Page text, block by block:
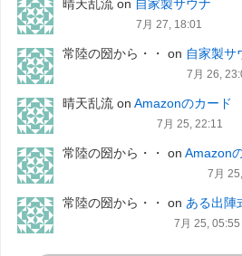
晴天乱流on 自家製サウナ
7月 27, 18:01
常陸の圀から・・ on 自家製サ
7月 26,
晴天乱流on Amazonのカード
7月 25, 22:11
常陸の圀から・・ on Amazon
7月
常陸の圀から・・ on ある出陣
7月 25, 05:55